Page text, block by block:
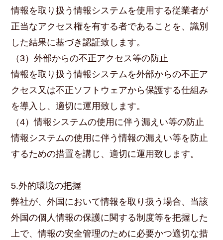
情報を取り扱う情報システムを使用する従業者が
正当なアクセス権を有する者であることを、識別
した結果に基づき認証致します。
（3）外部からの不正アクセス等の防止
情報を取り扱う情報システムを外部からの不正ア
クセス又は不正ソフトウェアから保護する仕組み
を導入し、適切に運用致します。
（4）情報システムの使用に伴う漏えい等の防止
情報システムの使用に伴う情報の漏えい等を防止
するための措置を講じ、適切に運用致します。
5.外的環境の把握
弊社が、外国において情報を取り扱う場合、当該
外国の個人情報の保護に関する制度等を把握した
上で、情報の安全管理のために必要かつ適切な措